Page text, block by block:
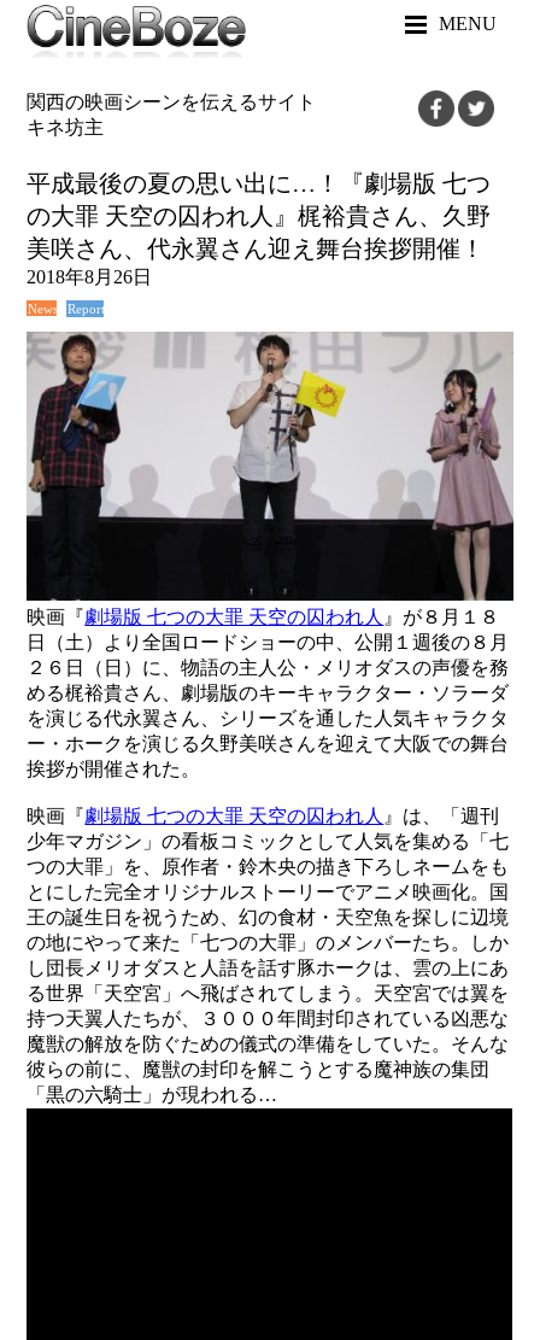
MENU
関西の映画シーンを伝えるサイト
キネ坊主
平成最後の夏の思い出に…！『劇場版 七つ
の大罪 天空の囚われ人』梶裕貴さん、久野
美咲さん、代永翼さん迎え舞台挨拶開催！
2018年8月26日
News Report
映画『劇場版 七つの大罪 天空の囚われ人 』が８月１８
日（土）より全国ロードショーの中、公開１週後の８月
２６日（日）に、物語の主人公・メリオダスの声優を務
める梶裕貴さん、劇場版のキーキャラクター・ソラーダ
を演じる代永翼さん、シリーズを通した人気キャラクタ
ー・ホークを演じる久野美咲さんを迎えて大阪での舞台
挨拶が開催された。
映画『劇場版 七つの大罪 天空の囚われ人 』は、「週刊
少年マガジン」の看板コミックとして人気を集める「七
つの大罪」を、原作者・鈴木央の描き下ろしネームをも
とにした完全オリジナルストーリーでアニメ映画化。国
王の誕生日を祝うため、幻の食材・天空魚を探しに辺境
の地にやって来た「七つの大罪」のメンバーたち。しか
し団長メリオダスと人語を話す豚ホークは、雲の上にあ
る世界「天空宮」へ飛ばされてしまう。天空宮では翼を
持つ天翼人たちが、３０００年間封印されている凶悪な
魔獣の解放を防ぐための儀式の準備をしていた。そんな
彼らの前に、魔獣の封印を解こうとする魔神族の集団
「黒の六騎士」が現われる…